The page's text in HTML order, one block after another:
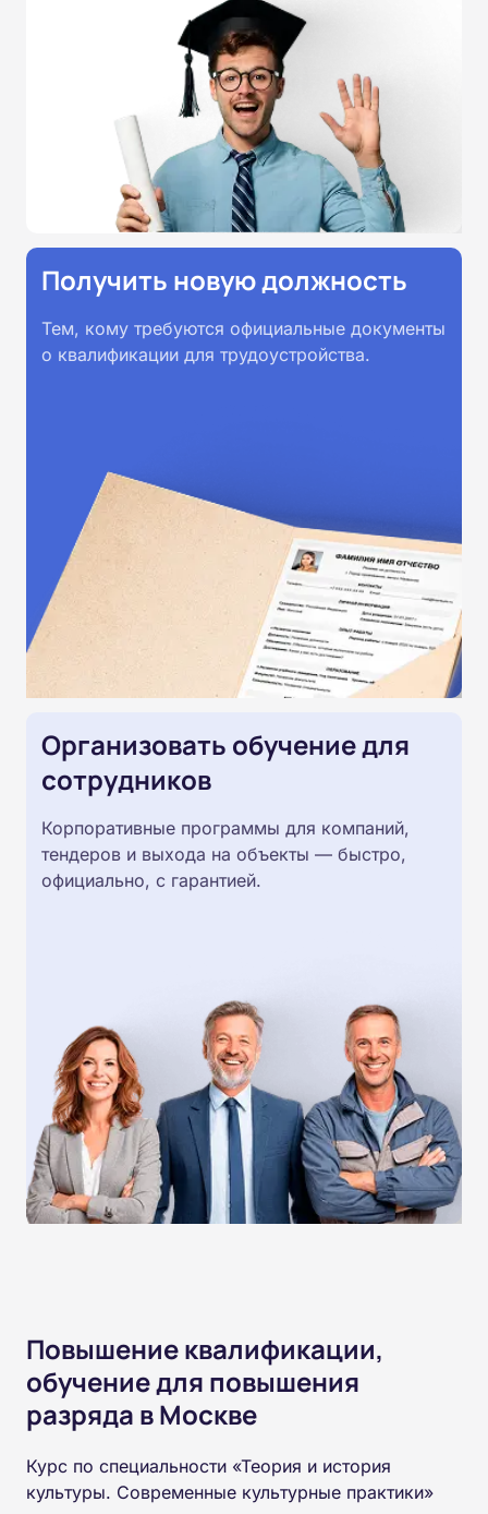
образовательными стандартами
профессионального образования.
Удостоверения и дипломы о
прохождении обучения
принимаются работодателями по
всей России.
Получить новую должность
Тем, кому требуются официальные документы
о квалификации для трудоустройства.
Организовать обучение для
сотрудников
Корпоративные программы для компаний,
тендеров и выхода на объекты — быстро,
официально, с гарантией.
Повышение квалификации,
обучение для повышения
разряда в Москве
Курс по специальности «Теория и история
культуры. Современные культурные практики»